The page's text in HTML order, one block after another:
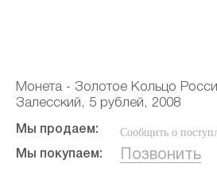
Монета - Золотое Кольцо
Залесский, 5 рублей, 2008
Мы продаем: Сообщить о
Мы покупаем: Позвонить